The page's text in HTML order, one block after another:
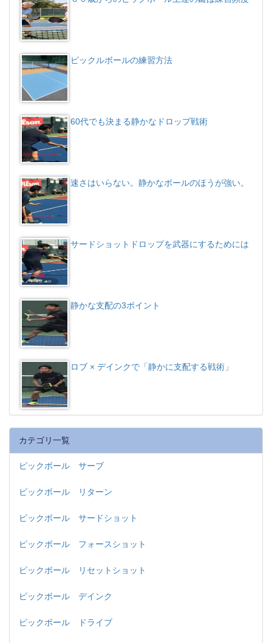
ピックルボールの練習方法
60代でも決まる静かなドロップ戦術
速さはいらない。静かなボールのほうが強い。
サードショットドロップを武器にするためには
静かな支配の3ポイント
ロブ × デインクで「静かに支配する戦術」
カテゴリ一覧
ピックボール サーブ
ピックボール リターン
ピックボール サードショット
ピックボール フォースショット
ピックボール リセットショット
ピックボール デインク
ピックボール ドライブ